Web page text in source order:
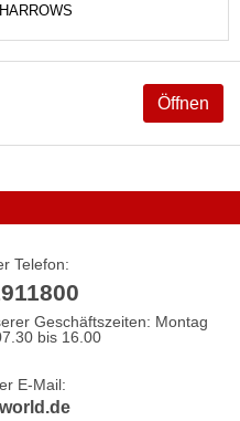
HARROWS
Öffnen
Telefon:
Geschäftszeiten: Montag
bis 16.00
E-Mail: